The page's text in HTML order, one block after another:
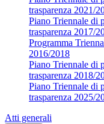
trasparenza 2021/
Piano Triennale di
trasparenza 2017/
Programma
2016/2018
Piano Triennale di
trasparenza 2018/
Piano Triennale di
trasparenza 2025/
Atti generali